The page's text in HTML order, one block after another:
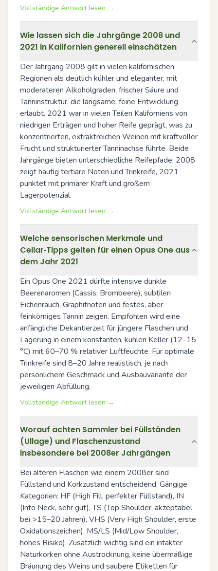
Vollständige Antwort lesen →
Wie lassen sich die Jahrgänge 2008 und
2021 in Kalifornien generell einschätzen
Der Jahrgang 2008 gilt in vielen kalifornischen
Regionen als deutlich kühler und eleganter, mit
moderateren Alkoholgraden, frischer Säure und
Tanninstruktur, die langsame, feine Entwicklung
erlaubt. 2021 war in vielen Teilen Kaliforniens von
niedrigen Erträgen und hoher Reife geprägt, was zu
konzentrierten, extraktreichen Weinen mit kraftvoller
Frucht und strukturierter Tanninachse führte. Beide
Jahrgänge bieten unterschiedliche Reifepfade: 2008
zeigt häufig tertiäre Noten und Trinkreife, 2021
punktet mit primärer Kraft und großem
Lagerpotenzial.
Vollständige Antwort lesen →
Welche sensorischen Merkmale und
Cellar‑Tipps gelten für einen Opus One aus
dem Jahr 2021
Ein Opus One 2021 dürfte intensive dunkle
Beerenaromen (Cassis, Brombeere), subtilen
Eichenrauch, Graphitnoten und festes, aber
feinkörniges Tannin zeigen. Empfohlen wird eine
anfängliche Dekantierzeit für jüngere Flaschen und
Lagerung in einem konstanten, kühlen Keller (12–15
°C) mit 60–70 % relativer Luftfeuchte. Für optimale
Trinkreife sind 8–20 Jahre realistisch, je nach
persönlichem Geschmack und Ausbauvariante der
jeweiligen Abfüllung.
Vollständige Antwort lesen →
Worauf achten Sammler bei Füllständen
(Ullage) und Flaschenzustand
insbesondere bei 2008er Jahrgängen
Bei älteren Flaschen wie einem 2008er sind
Füllstand und Korkzustand entscheidend. Gängige
Kategorien: HF (High Fill, perfekter Füllstand), IN
(Into Neck, sehr gut), TS (Top Shoulder, akzeptabel
bei >15–20 Jahren), VHS (Very High Shoulder, erste
Oxidationszeichen), MS/LS (Mid/Low Shoulder,
hohes Risiko). Zusätzlich wichtig sind ein intakter
Naturkorken ohne Austrocknung, keine übermäßige
Bräunung des Weins und saubere Etiketten für